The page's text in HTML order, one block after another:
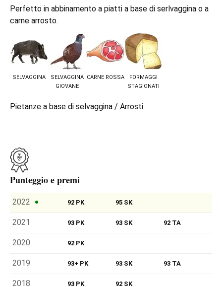
Perfetto in abbinamento a piatti a base di serlvaggina o a
carne arrosto.
SELVAGGINA
SELVAGGINA
GIOVANE
CARNE ROSSA
FORMAGGI
STAGIONATI
Pietanze a base di selvaggina / Arrosti
Punteggio e premi
2022 92 PK 95 SK
2021 93 PK 93 SK 92 TA
2020 92 PK
2019 93+ PK 93 SK 93 TA
2018 93 PK 92 SK